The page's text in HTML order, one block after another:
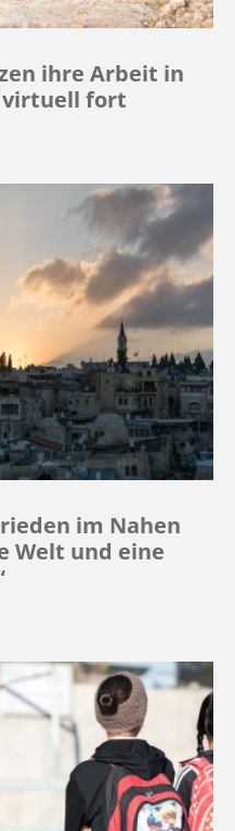
ihre Arbeit in
virtuell fort
im Nahen
Welt und eine